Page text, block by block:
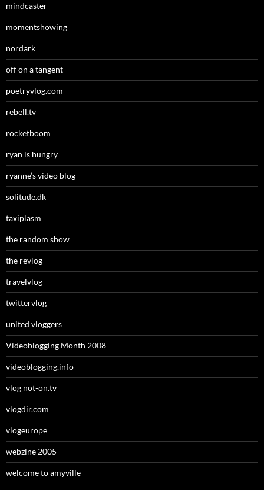
mindcaster
momentshowing
nordark
off on a tangent
poetryvlog.com
rebell.tv
rocketboom
ryan is hungry
ryanne’s video blog
solitude.dk
taxiplasm
the random show
the revlog
travelvlog
twittervlog
united vloggers
Videoblogging Month 2008
videoblogging.info
vlog not-on.tv
vlogdir.com
vlogeurope
webzine 2005
welcome to amyville